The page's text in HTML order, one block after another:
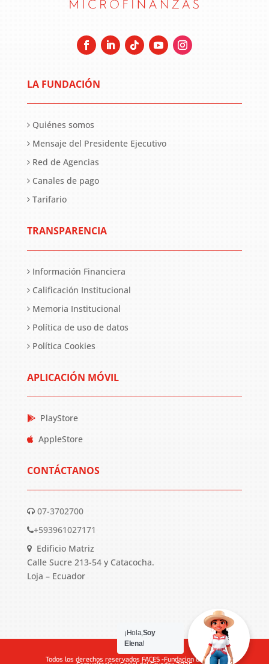
LA FUNDACIÓN
Quiénes somos
Mensaje del Presidente Ejecutivo
Red de Agencias
Canales de pago
Tarifario
TRANSPARENCIA
Información Financiera
Calificación Institucional
Memoria Institucional
Política de uso de datos
Política Cookies
APLICACIÓN MÓVIL
PlayStore
AppleStore
CONTÁCTANOS
07-3702700
+593961027171
Edificio Matriz
Calle Sucre 213-54 y Catacocha.
Loja – Ecuador
Todos los derechos reservados FACES -Fundacion de Apoyo
¡Hola,Soy
Elena!